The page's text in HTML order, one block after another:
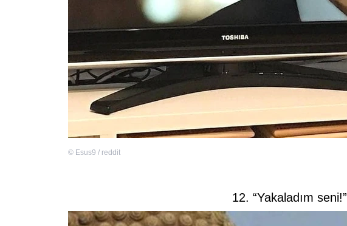
© Esus9 / reddit
12. “Yakaladım seni!”